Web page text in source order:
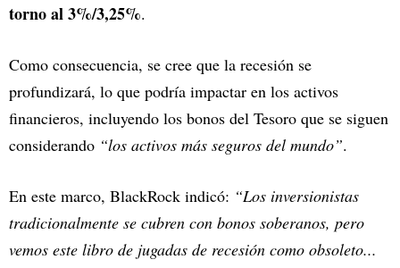
torno al 3%/3,25%.
Como consecuencia, se cree que la recesión se
profundizará, lo que podría impactar en los activos
financieros, incluyendo los bonos del Tesoro que se siguen
considerando “los activos más seguros del mundo”.
En este marco, BlackRock indicó: “Los inversionistas
tradicionalmente se cubren con bonos soberanos, pero
vemos este libro de jugadas de recesión como obsoleto...